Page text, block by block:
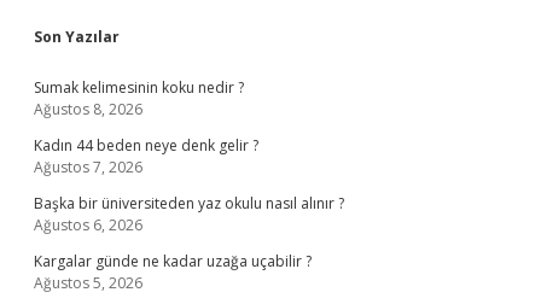
Sidebar
Son Yazılar
Sumak kelimesinin koku nedir ?
Ağustos 8, 2026
Kadın 44 beden neye denk gelir ?
Ağustos 7, 2026
Başka bir üniversiteden yaz okulu nasıl alınır ?
Ağustos 6, 2026
Kargalar günde ne kadar uzağa uçabilir ?
Ağustos 5, 2026